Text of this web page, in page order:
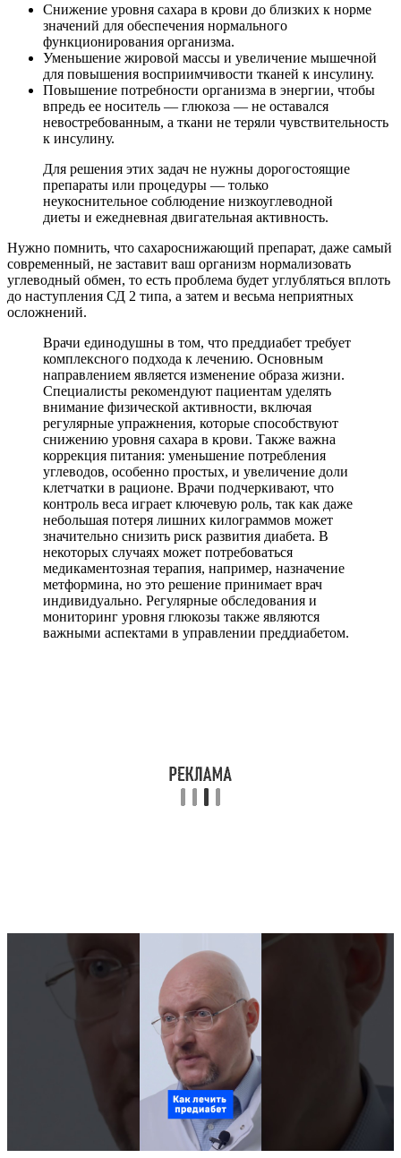
Снижение уровня сахара в крови до близких к норме
значений для обеспечения нормального
функционирования организма.
Уменьшение жировой массы и увеличение мышечной
для повышения восприимчивости тканей к инсулину.
Повышение потребности организма в энергии, чтобы
впредь ее носитель — глюкоза — не оставался
невостребованным, а ткани не теряли чувствительность
к инсулину.
Для решения этих задач не нужны дорогостоящие
препараты или процедуры — только
неукоснительное соблюдение низкоуглеводной
диеты и ежедневная двигательная активность.
Нужно помнить, что сахароснижающий препарат, даже самый
современный, не заставит ваш организм нормализовать
углеводный обмен, то есть проблема будет углубляться вплоть
до наступления СД 2 типа, а затем и весьма неприятных
осложнений.
Врачи единодушны в том, что преддиабет требует
комплексного подхода к лечению. Основным
направлением является изменение образа жизни.
Специалисты рекомендуют пациентам уделять
внимание физической активности, включая
регулярные упражнения, которые способствуют
снижению уровня сахара в крови. Также важна
коррекция питания: уменьшение потребления
углеводов, особенно простых, и увеличение доли
клетчатки в рационе. Врачи подчеркивают, что
контроль веса играет ключевую роль, так как даже
небольшая потеря лишних килограммов может
значительно снизить риск развития диабета. В
некоторых случаях может потребоваться
медикаментозная терапия, например, назначение
метформина, но это решение принимает врач
индивидуально. Регулярные обследования и
мониторинг уровня глюкозы также являются
важными аспектами в управлении преддиабетом.